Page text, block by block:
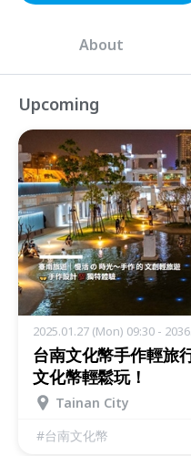
About
Upcoming
2025.01.27 (Mon) 09:30 -
台南文化幣手作輕旅
文化幣輕鬆玩！
Tainan City
#台南文化幣